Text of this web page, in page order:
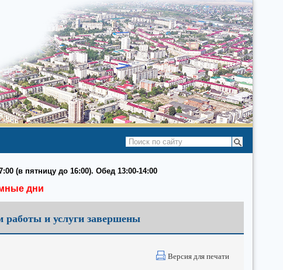
(в пятницу до 16:00). Обед 13:00-14:00
дни
работы и услуги завершены
Версия для печати